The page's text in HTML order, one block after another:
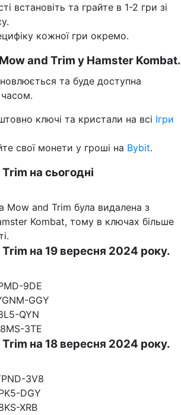
встановіть та грайте в 1-2 гри зі
кожної гри окремо.
and Trim у Hamster Kombat.
та буде доступна
ключі та кристали на всі Ігри
свої монети у гроші на Bybit.
на сьогодні
Mow and Trim була видалена з
Kombat, тому в ключах більше
на 19 вересня 2024 року.
9DE
GGY
QYN
3TE
на 18 вересня 2024 року.
3V8
DGY
XRB